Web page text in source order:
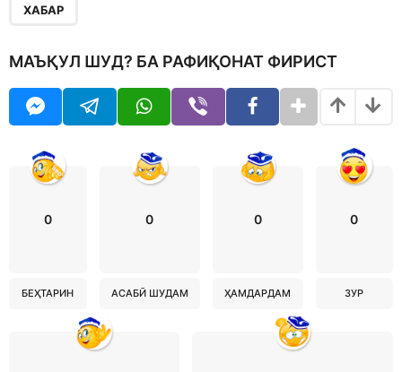
ХАБАР
МАЪҚУЛ ШУД? БА РАФИҚОНАТ ФИРИСТ
0
БЕҲТАРИН
0
АСАБӢ ШУДАМ
0
ҲАМДАРДАМ
0
ЗУР